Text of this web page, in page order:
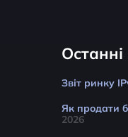
Останні
Звіт ринку
Як продати
2026